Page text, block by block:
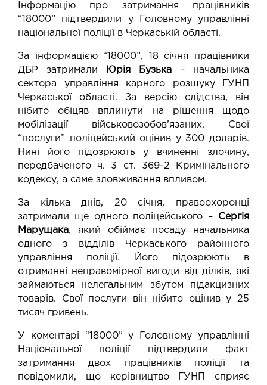
Інформацію про затримання працівників
“18000” підтвердили у Головному управлінні
національної поліції в Черкаській області.
За інформацією “18000”, 18 січня працівники
ДБР затримали
Юрія Бузька – начальника
сектора управління карного розшуку ГУНП
Черкаської області. За версію слідства, він
нібито обіцяв вплинути на рішення щодо
мобілізації військовозобов’язаних. Свої
“послуги” поліцейський оцінив у 300 доларів.
Нині його підозрюють у вчиненні злочину,
передбаченого ч. 3 ст. 369-2 Кримінального
кодексу, а саме зловживання впливом.
За кілька днів, 20 січня, правоохоронці
затримали ще одного поліцейського – Сергія
Марущака, який обіймає посаду начальника
одного з відділів Черкаського районного
управління поліції. Його підозрюють в
отриманні неправомірної вигоди від ділків, які
займаються нелегальним збутом підакцизних
товарів. Свої послуги він нібито оцінив у 25
тисяч гривень.
У коментарі “18000” у Головному управлінні
Національної поліції підтвердили факт
затримання двох працівників поліції та
повідомили, що керівництво ГУНП сприяє